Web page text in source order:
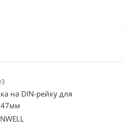
на DIN-рейку для